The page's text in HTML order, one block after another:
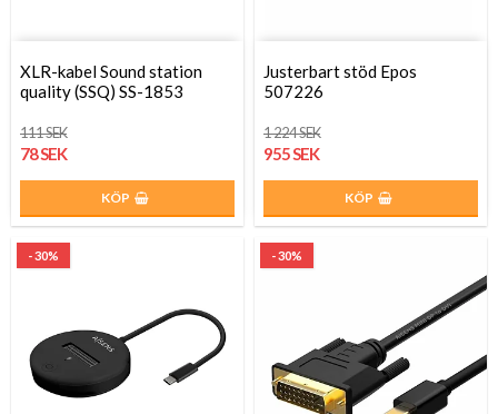
XLR-kabel Sound station
quality (SSQ) SS-1853
111 SEK
78 SEK
KÖP
Justerbart stöd Epos
507226
1 224 SEK
955 SEK
KÖP
- 30% - 30%